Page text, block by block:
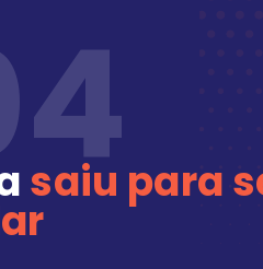
saiu para